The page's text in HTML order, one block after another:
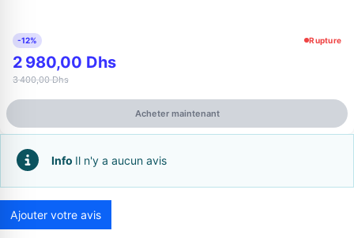
Appelez-nous au
-12% Rupture
2 980,00 Dhs
3 400,00 Dhs
Acheter maintenant
Info Il n'y a aucun avis
Ajouter votre avis